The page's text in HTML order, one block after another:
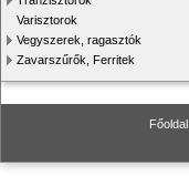
Varisztorok
Vegyszerek, ragasztók
Zavarszűrők, Ferritek
Főoldal